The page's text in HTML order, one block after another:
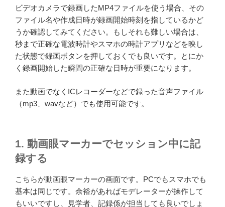
ビデオカメラで録画したMP4ファイルを使う場合、その
ファイル名や作成日時が録画開始時刻を指しているかど
うか確認してみてください。もしそれも難しい場合は、
秒まで正確な電波時計やスマホの時計アプリなどを映し
た状態で録画ボタンを押しておくでも良いです。とにか
く録画開始した瞬間の正確な日時が重要になります。
また動画でなくICレコーダーなどで録った音声ファイル
（mp3、wavなど）でも使用可能です。
1. 動画眼マーカーでセッション中に記
録する
こちらが動画眼マーカーの画面です。PCでもスマホでも
基本は同じです。余裕があればモデレーターが操作して
もいいですし、見学者、記録係が担当しても良いでしょ